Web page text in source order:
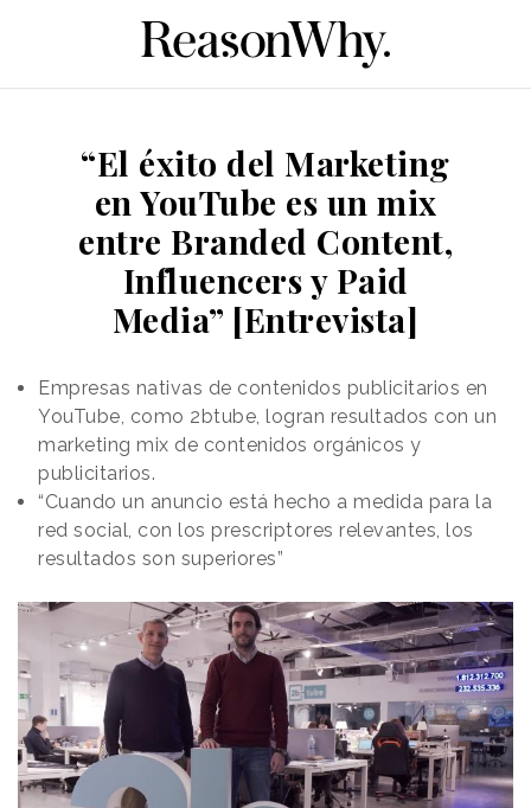
“El éxito del Marketing
en YouTube es un mix
entre Branded Content,
Influencers y Paid
Media” [Entrevista]
Empresas nativas de contenidos publicitarios en
YouTube, como 2btube, logran resultados con un
marketing mix de contenidos orgánicos y
publicitarios.
“Cuando un anuncio está hecho a medida para la
red social, con los prescriptores relevantes, los
resultados son superiores”